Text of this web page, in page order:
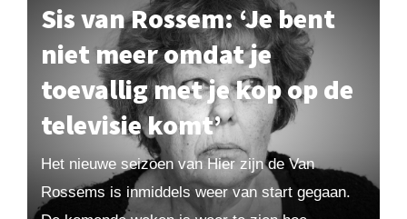
Sis van Rossem: ‘Je bent
niet meer omdat je
toevallig met je kop op de
televisie komt’
Het nieuwe seizoen van Hier zijn de Van
Rossems is inmiddels weer van start gegaan.